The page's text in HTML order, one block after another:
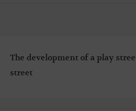
The development of a play
street